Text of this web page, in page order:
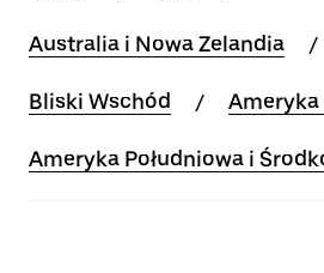
Australia i Nowa Zelandia
Bliski Wschód Ameryka
Ameryka Południowa i